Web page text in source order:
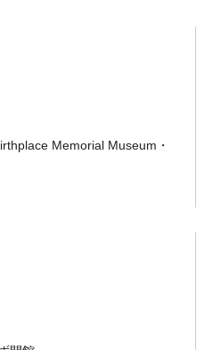
Memorial Museum・